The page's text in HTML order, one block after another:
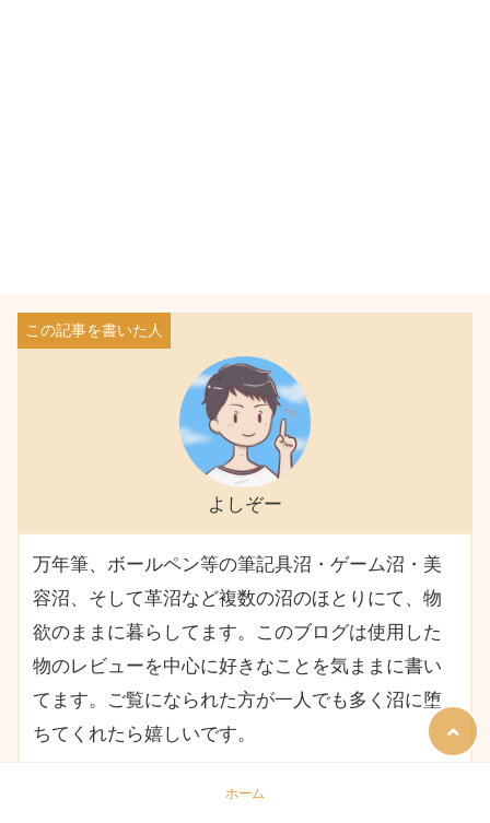
よしぞー
万年筆、ボールペン等の筆記具沼・ゲーム沼・美
容沼、そして革沼など複数の沼のほとりにて、物
欲のままに暮らしてます。このブログは使用した
物のレビューを中心に好きなことを気ままに書い
てます。ご覧になられた方が一人でも多く沼に堕
ちてくれたら嬉しいです。
ホーム